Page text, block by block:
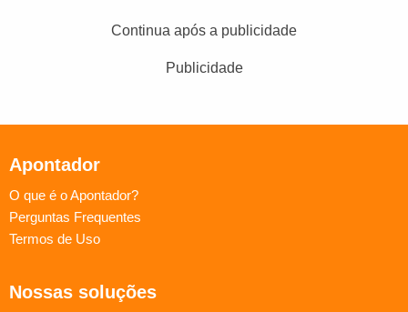
Continua após a publicidade
Publicidade
Apontador
O que é o Apontador?
Perguntas Frequentes
Termos de Uso
Nossas soluções